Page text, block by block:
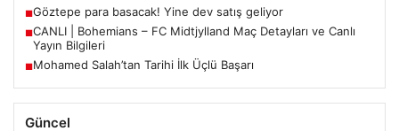
■Göztepe para basacak! Yine dev satış geliyor
■CANLI | Bohemians – FC Midtjylland Maç Detayları ve Canlı
Yayın Bilgileri
■Mohamed Salah’tan Tarihi İlk Üçlü Başarı
Güncel